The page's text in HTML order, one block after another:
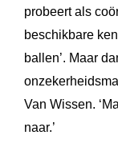
probeert als
beschikbare
ballen’. Maar
Van Wissen.
naar.’